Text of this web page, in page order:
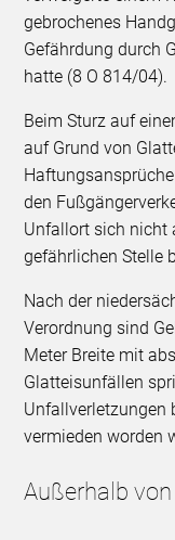
gebrochenes
Gefährdung durch
hatte (8 O 814/04).
Beim Sturz auf
auf Grund von
den
Unfallort sich nicht
gefährlichen Stelle
Nach der
Verordnung sind
Meter Breite mit
Glatteisunfällen
Unfallverletzungen
vermieden worden
Außerhalb